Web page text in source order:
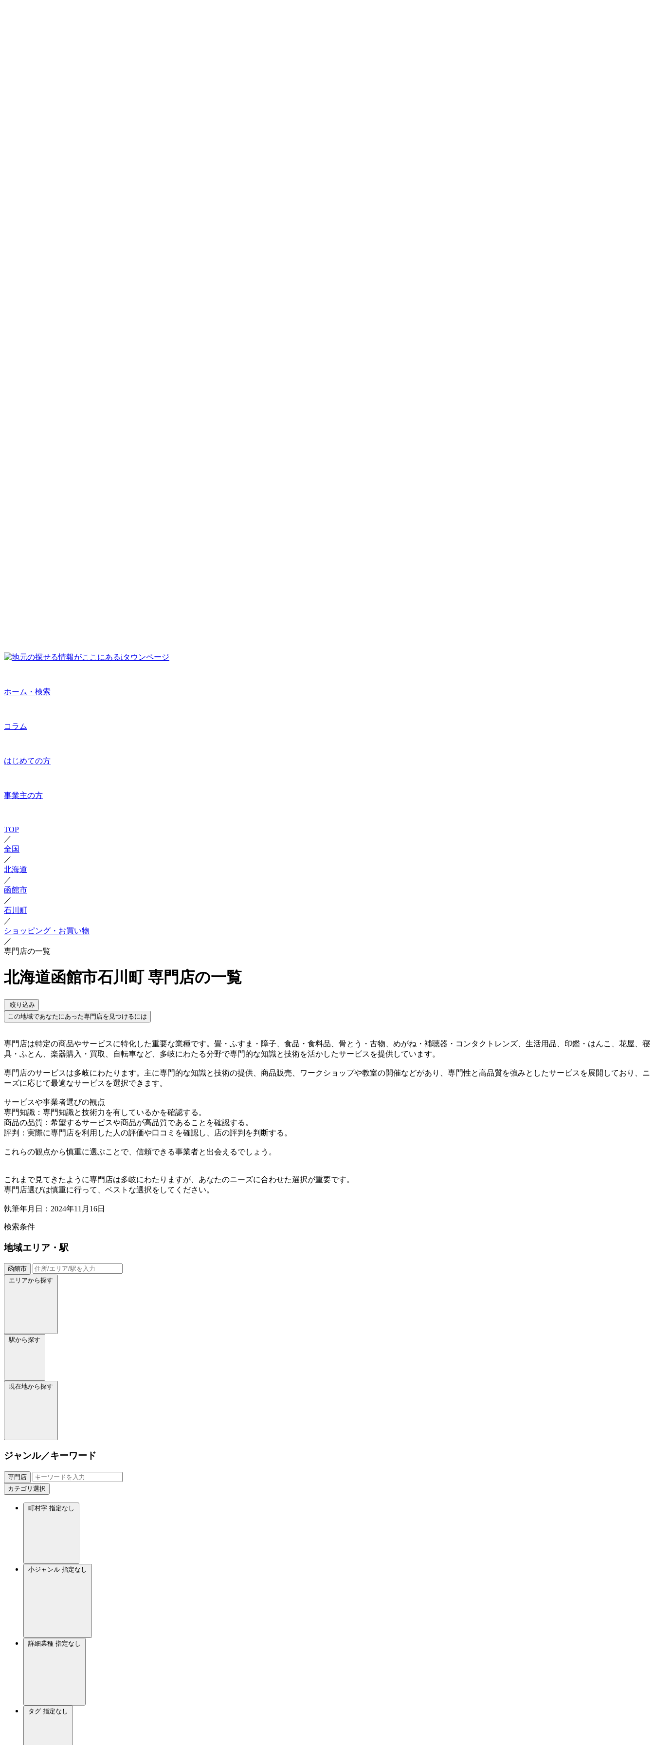
ホーム・検索
コラム
はじめての方
事業主の方
TOP
／
全国
／
北海道
／
函館市
／
石川町
／
ショッピング・お買い物
／
専門店の一覧
北海道函館市石川町 専門店の一覧
絞り込み
この地域であなたにあった専門店を見つけるには
専門店は特定の商品やサービスに特化した重要な業種です。畳・ふすま・障子、食品・食料品、骨とう・古物、めがね・補聴器・コンタクトレンズ、生活用品、印鑑・はんこ、花屋、寝
具・ふとん、楽器購入・買取、自転車など、多岐にわたる分野で専門的な知識と技術を活かしたサービスを提供しています。
専門店のサービスは多岐にわたります。主に専門的な知識と技術の提供、商品販売、ワークショップや教室の開催などがあり、専門性と高品質を強みとしたサービスを展開しており、ニ
ーズに応じて最適なサービスを選択できます。
サービスや事業者選びの観点
専門知識：専門知識と技術力を有しているかを確認する。
商品の品質：希望するサービスや商品が高品質であることを確認する。
評判：実際に専門店を利用した人の評価や口コミを確認し、店の評判を判断する。
これらの観点から慎重に選ぶことで、信頼できる事業者と出会えるでしょう。
これまで見てきたように専門店は多岐にわたりますが、あなたのニーズに合わせた選択が重要です。
専門店選びは慎重に行って、ベストな選択をしてください。
執筆年月日：2024年11月16日
検索条件
地域エリア・駅
函館市
エリアから探す
駅から探す
現在地から探す
ジャンル／キーワード
専門店
カテゴリ選択
町村字 指定なし
小ジャンル 指定なし
詳細業種 指定なし
タグ 指定なし